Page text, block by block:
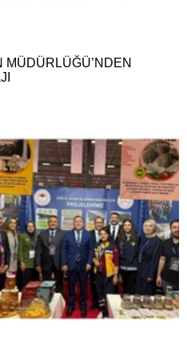
MÜDÜRLÜĞÜ’NDEN